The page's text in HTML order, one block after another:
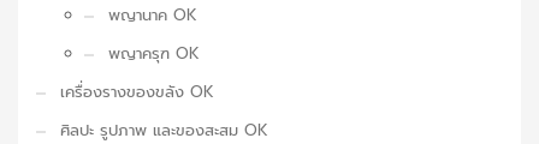
พญานาค OK
พญาครุฑ OK
เครื่องรางของขลัง OK
ศิลปะ รูปภาพ และของสะสม OK